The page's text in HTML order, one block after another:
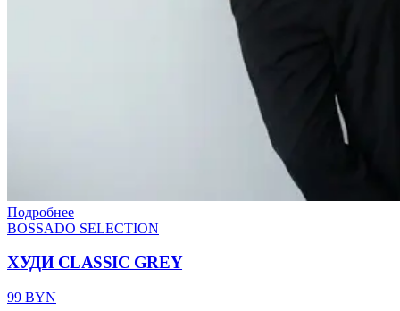
Подробнее
BOSSADO SELECTION
ХУДИ CLASSIC GREY
99 BYN